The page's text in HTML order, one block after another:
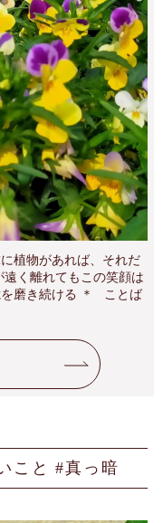
植物があれば、それだ
く離れてもこの笑顔は
を磨き続ける ＊ ことば
こと #真っ暗